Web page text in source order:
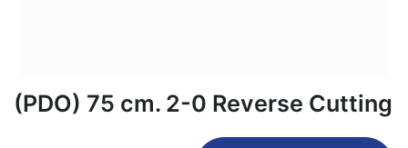
(PDO) 75 cm. 2-0 Reverse Cutting